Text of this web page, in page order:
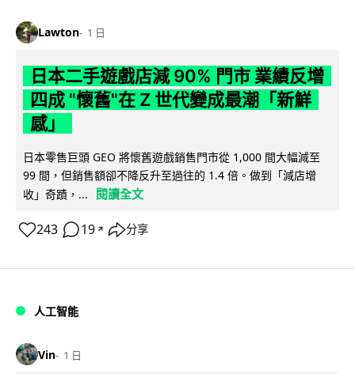
Lawton 1 日
日本二手遊戲店減 90% 門市 業績反增
四成 "懷舊"在 Z 世代變成最潮「新鮮
感」
日本零售巨頭 GEO 將懷舊遊戲銷售門市從 1,000 間大幅減至
99 間，但銷售額卻不降反升至過往的 1.4 倍。做到「減店增
收」奇蹟，...
閱讀全文
243 19 ↗ 分享
人工智能
Vin 1 日